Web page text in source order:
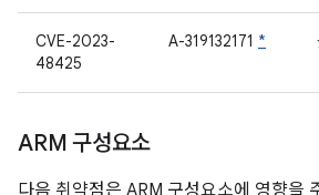
CVE-2023-
48425
A-319132171 *
ARM 구성요소
다음 취약점은 ARM 구성요소에 영향을